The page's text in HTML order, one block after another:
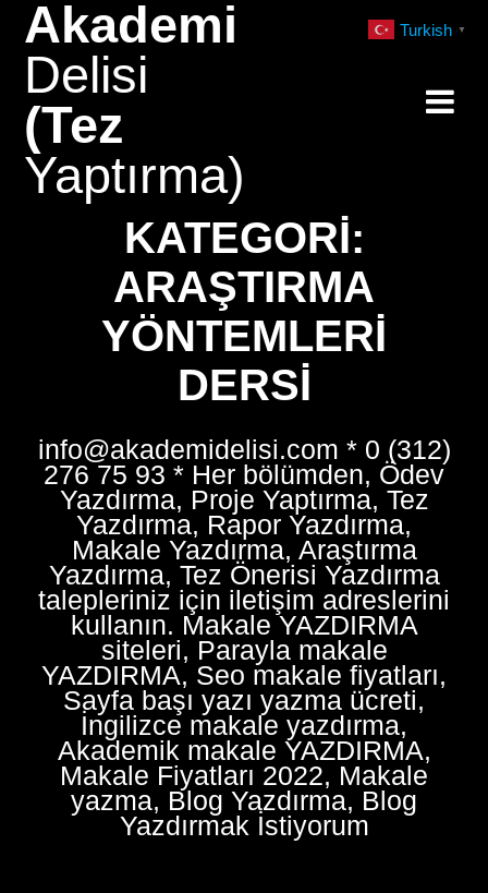
Akademi
Delisi
(Tez
Yaptırma)
KATEGORI:
ARAŞTIRMA
YÖNTEMLERI
DERSI
info@akademidelisi.com * 0 (312)
276 75 93 * Her bölümden, Ödev
Yazdırma, Proje Yaptırma, Tez
Yazdırma, Rapor Yazdırma,
Makale Yazdırma, Araştırma
Yazdırma, Tez Önerisi Yazdırma
talepleriniz için iletişim adreslerini
kullanın. Makale YAZDIRMA
siteleri, Parayla makale
YAZDIRMA, Seo makale fiyatları,
Sayfa başı yazı yazma ücreti,
İngilizce makale yazdırma,
Akademik makale YAZDIRMA,
Makale Fiyatları 2022, Makale
yazma, Blog Yazdırma, Blog
Yazdırmak İstiyorum
Turkish ▼